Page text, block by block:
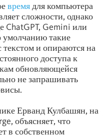
времядля компьютера
сложности, однако
ChatGPT, Gemini или
умолчанию такие
текстом и опираются на
доступа к
обновляющейся
не запрашивать
Ерванд Кулбашян, на
объясняет, что
в собственном